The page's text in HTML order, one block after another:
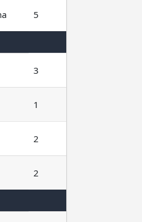
5
3
1
2
2